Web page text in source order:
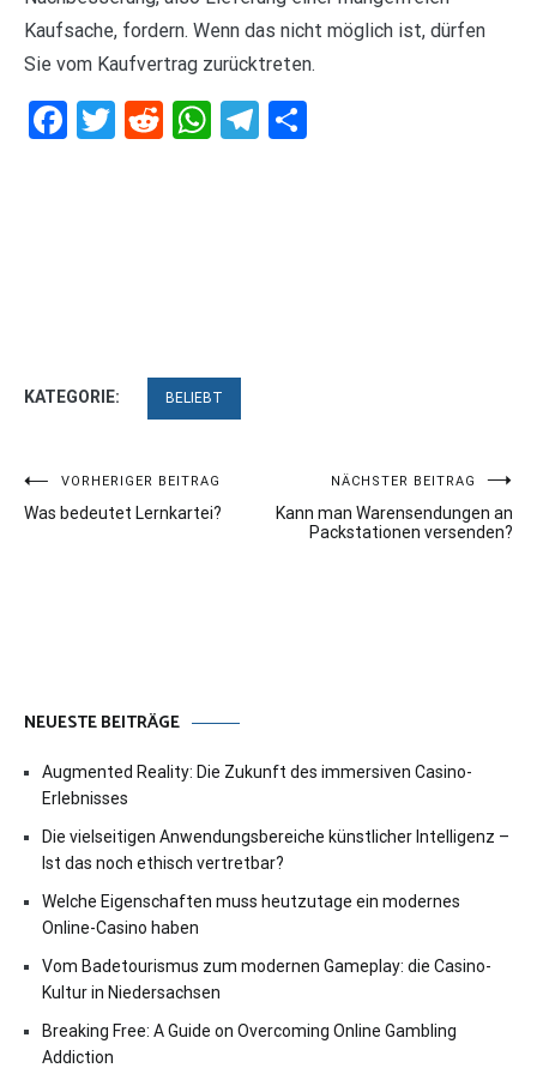
Kaufsache, fordern. Wenn das nicht möglich ist, dürfen
Sie vom Kaufvertrag zurücktreten.
Facebook
Twitter
RedditWhatsApp
Telegram
KATEGORIE: BELIEBT
Beitragsnavigation
VORHERIGER BEITRAG
Was bedeutet Lernkartei?
NÄCHSTER BEITRAG
Kann man Warensendungen an
Packstationen versenden?
NEUESTE BEITRÄGE
Augmented Reality: Die Zukunft des immersiven Casino-
Erlebnisses
Die vielseitigen Anwendungsbereiche künstlicher Intelligenz –
Ist das noch ethisch vertretbar?
Welche Eigenschaften muss heutzutage ein modernes
Online-Casino haben
Vom Badetourismus zum modernen Gameplay: die Casino-
Kultur in Niedersachsen
Breaking Free: A Guide on Overcoming Online Gambling
Addiction